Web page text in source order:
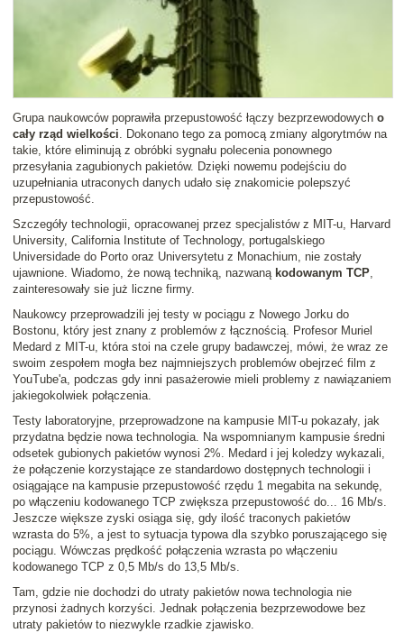
Grupa naukowców poprawiła przepustowość łączy bezprzewodowych o
cały rząd wielkości. Dokonano tego za pomocą zmiany algorytmów na
takie, które eliminują z obróbki sygnału polecenia ponownego
przesyłania zagubionych pakietów. Dzięki nowemu podejściu do
uzupełniania utraconych danych udało się znakomicie polepszyć
przepustowość.
Szczegóły technologii, opracowanej przez specjalistów z MIT-u, Harvard
University, California Institute of Technology, portugalskiego
Universidade do Porto oraz Universytetu z Monachium, nie zostały
ujawnione. Wiadomo, że nową techniką, nazwaną kodowanym TCP,
zainteresowały sie już liczne firmy.
Naukowcy przeprowadzili jej testy w pociągu z Nowego Jorku do
Bostonu, który jest znany z problemów z łącznością. Profesor Muriel
Medard z MIT-u, która stoi na czele grupy badawczej, mówi, że wraz ze
swoim zespołem mogła bez najmniejszych problemów obejrzeć film z
YouTube'a, podczas gdy inni pasażerowie mieli problemy z nawiązaniem
jakiegokolwiek połączenia.
Testy laboratoryjne, przeprowadzone na kampusie MIT-u pokazały, jak
przydatna będzie nowa technologia. Na wspomnianym kampusie średni
odsetek gubionych pakietów wynosi 2%. Medard i jej koledzy wykazali,
że połączenie korzystające ze standardowo dostępnych technologii i
osiągające na kampusie przepustowość rzędu 1 megabita na sekundę,
po włączeniu kodowanego TCP zwiększa przepustowość do... 16 Mb/s.
Jeszcze większe zyski osiąga się, gdy ilość traconych pakietów
wzrasta do 5%, a jest to sytuacja typowa dla szybko poruszającego się
pociągu. Wówczas prędkość połączenia wzrasta po włączeniu
kodowanego TCP z 0,5 Mb/s do 13,5 Mb/s.
Tam, gdzie nie dochodzi do utraty pakietów nowa technologia nie
przynosi żadnych korzyści. Jednak połączenia bezprzewodowe bez
utraty pakietów to niezwykle rzadkie zjawisko.